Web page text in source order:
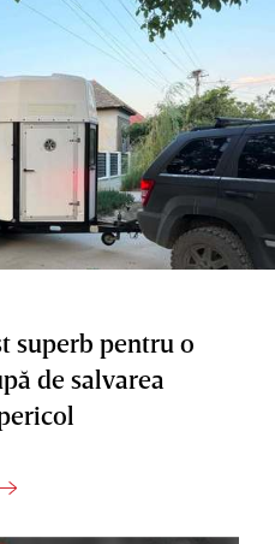
superb pentru o
de salvarea